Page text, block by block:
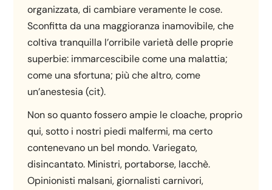
organizzata, di cambiare veramente le cose.
Sconfitta da una maggioranza inamovibile, che
coltiva tranquilla l’orribile varietà delle proprie
superbie: immarcescibile come una malattia;
come una sfortuna; più che altro, come
un’anestesia (cit).
Non so quanto fossero ampie le cloache, proprio
qui, sotto i nostri piedi malfermi, ma certo
contenevano un bel mondo. Variegato,
disincantato. Ministri, portaborse, lacchè.
Opinionisti malsani, giornalisti carnivori,